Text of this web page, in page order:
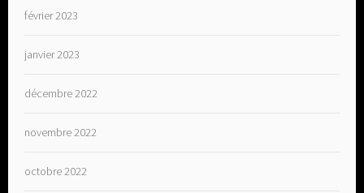
février 2023
janvier 2023
décembre 2022
novembre 2022
octobre 2022